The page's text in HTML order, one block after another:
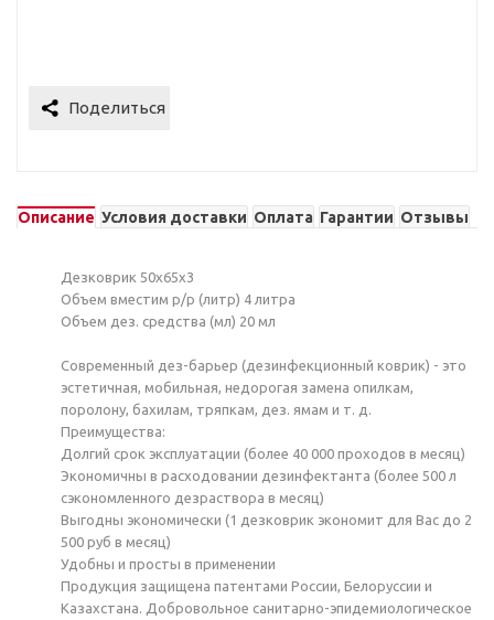
Описание Условия доставки Оплата Гарантии Отзывы
Дезковрик 50х65х3
Объем вместим р/р (литр) 4 литра
Объем дез. средства (мл) 20 мл
Современный дез-барьер (дезинфекционный коврик) - это
эстетичная, мобильная, недорогая замена опилкам,
поролону, бахилам, тряпкам, дез. ямам и т. д.
Преимущества:
Долгий срок эксплуатации (более 40 000 проходов в месяц)
Экономичны в расходовании дезинфектанта (более 500 л
сэкономленного дезраствора в месяц)
Выгодны экономически (1 дезковрик экономит для Вас до 2
500 руб в месяц)
Удобны и просты в применении
Продукция защищена патентами России, Белоруссии и
Казахстана. Добровольное санитарно-эпидемиологическое